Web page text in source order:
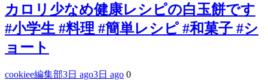
カロリ少なめ健康レシピの白玉餅です
#小学生 #料理 #簡単レシピ #和菓子 #シ
ョート
cookiee編集部3日 ago3日 ago 0